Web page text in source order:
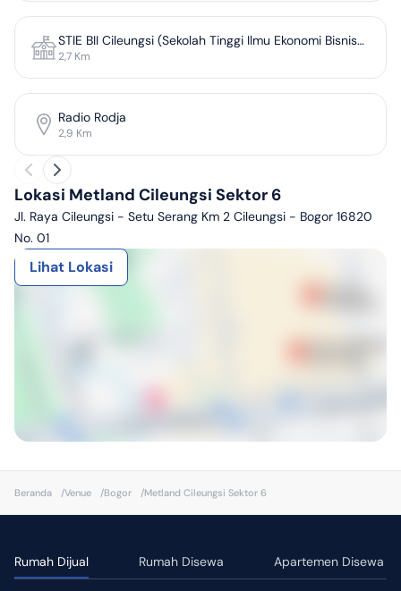
STIE BII Cileungsi (Sekolah Tinggi Ilmu Ekonomi Bisnis
Internasional Indonesia Cileungsi)
2,7 Km
Radio Rodja
2,9 Km
Lokasi Metland Cileungsi Sektor 6
Jl. Raya Cileungsi - Setu Serang Km 2 Cileungsi - Bogor 16820
No. 01
Lihat Lokasi
Beranda /Venue /Bogor /Metland Cileungsi Sektor 6
Rumah Dijual Rumah Disewa Apartemen Disewa